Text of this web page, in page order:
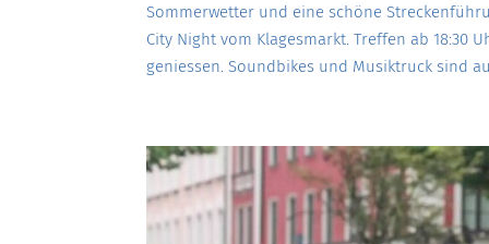
Sommerwetter und eine schöne
City Night vom Klagesmarkt. Treffen ab 18:30
geniessen. Soundbikes und Musiktruck sind